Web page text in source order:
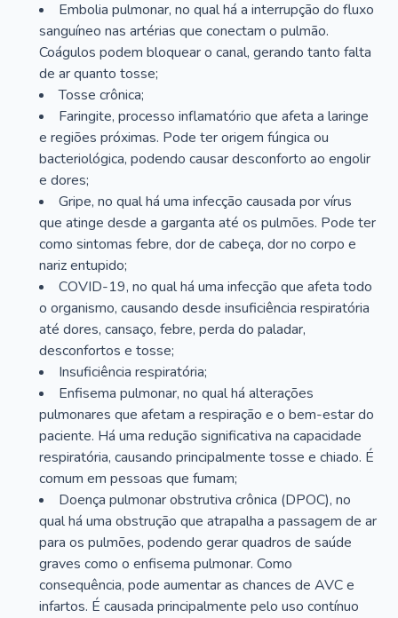
Embolia pulmonar, no qual há a interrupção do fluxo
sanguíneo nas artérias que conectam o pulmão.
Coágulos podem bloquear o canal, gerando tanto falta
de ar quanto tosse;
Tosse crônica;
Faringite, processo inflamatório que afeta a laringe
e regiões próximas. Pode ter origem fúngica ou
bacteriológica, podendo causar desconforto ao engolir
e dores;
Gripe, no qual há uma infecção causada por vírus
que atinge desde a garganta até os pulmões. Pode ter
como sintomas febre, dor de cabeça, dor no corpo e
nariz entupido;
COVID-19, no qual há uma infecção que afeta todo
o organismo, causando desde insuficiência respiratória
até dores, cansaço, febre, perda do paladar,
desconfortos e tosse;
Insuficiência respiratória;
Enfisema pulmonar, no qual há alterações
pulmonares que afetam a respiração e o bem-estar do
paciente. Há uma redução significativa na capacidade
respiratória, causando principalmente tosse e chiado. É
comum em pessoas que fumam;
Doença pulmonar obstrutiva crônica (DPOC), no
qual há uma obstrução que atrapalha a passagem de ar
para os pulmões, podendo gerar quadros de saúde
graves como o enfisema pulmonar. Como
consequência, pode aumentar as chances de AVC e
infartos. É causada principalmente pelo uso contínuo